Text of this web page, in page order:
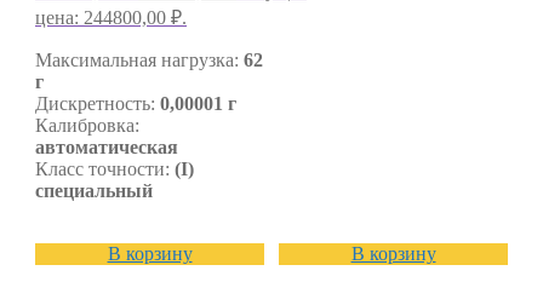
цена: 244800,00 ₽.
Максимальная нагрузка: 62
г
Дискретность: 0,00001 г
Калибровка:
автоматическая
Класс точности: (I)
специальный
В корзину В корзину